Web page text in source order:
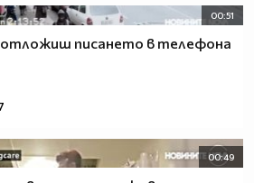
00:51
писането в телефона
00:49